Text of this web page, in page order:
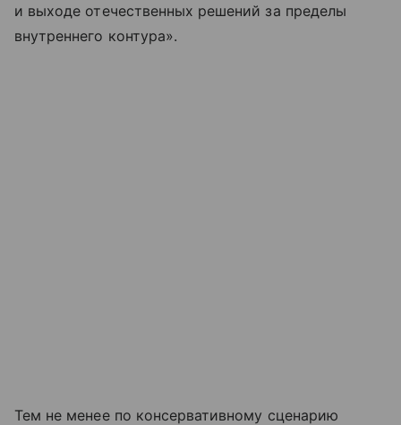
и выходе отечественных решений за пределы
внутреннего контура».
Тем не менее по консервативному сценарию